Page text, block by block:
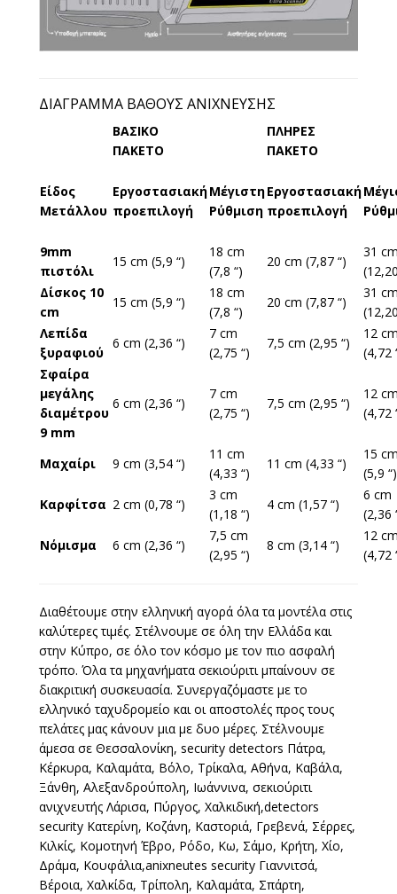
ΔΙΆΓΡΑΜΜΑ ΒΆΘΟΥΣ ΑΝΊΧΝΕΥΣΗΣ
ΒΑΣΙΚΟ
ΠΑΚΕΤΟ
ΠΛΗΡΕΣ
ΠΑΚΕΤΟ
Είδος
Μετάλλου
Εργοστασιακή
προεπιλογή
Μέγιστη
Ρύθμιση
Εργοστασιακή
προεπιλογή
9mm
πιστόλι
15 cm (5,9 “)
18 cm
(7,8 “)
20 cm (7,87 “)
31
Δίσκος 10
cm
15 cm (5,9 “)
18 cm
(7,8 “)
20 cm (7,87 “)
31
Λεπίδα
ξυραφιού
6 cm (2,36 “)
7 cm
(2,75 “)
7,5 cm (2,95 “)
12
(4,72
Σφαίρα
μεγάλης
διαμέτρου
9 mm
6 cm (2,36 “)
7 cm
(2,75 “)
7,5 cm (2,95 “)
12
(4,72
Μαχαίρι 9 cm (3,54 “)
11 cm
(4,33 “)
11 cm (4,33 “)
15
(5,9 “)
Καρφίτσα 2 cm (0,78 “)
3 cm
(1,18 “)
4 cm (1,57 “)
6 cm
(2,36
Νόμισμα
6 cm (2,36 “)
7,5 cm
(2,95 “)
8 cm (3,14 “)
12
(4,72
Διαθέτουμε στην ελληνική αγορά όλα τα μοντέλα στις
καλύτερες τιμές. Στέλνουμε σε όλη την Ελλάδα και
στην Κύπρο, σε όλο τον κόσμο με τον πιο ασφαλή
τρόπο. Όλα τα μηχανήματα σεκιούριτι μπαίνουν σε
διακριτική συσκευασία. Συνεργαζόμαστε με το
ελληνικό ταχυδρομείο και οι αποστολές προς τους
πελάτες μας κάνουν μια με δυο μέρες. Στέλνουμε
άμεσα σε Θεσσαλονίκη, security detectors Πάτρα,
Κέρκυρα, Καλαμάτα, Βόλο, Τρίκαλα, Αθήνα, Καβάλα,
Ξάνθη, Αλεξανδρούπολη, Ιωάννινα, σεκιούριτι
ανιχνευτής Λάρισα, Πύργος, Χαλκιδική,detectors
security Κατερίνη, Κοζάνη, Καστοριά, Γρεβενά, Σέρρες,
Κιλκίς, Κομοτηνή Έβρο, Ρόδο, Κω, Σάμο, Κρήτη, Χίο,
Δράμα, Κουφάλια,anixneutes security Γιαννιτσά,
Βέροια, Χαλκίδα, Τρίπολη, Καλαμάτα, Σπάρτη,